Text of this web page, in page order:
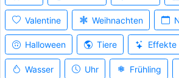
Valentine Weihnachten
Halloween Tiere Effekte
Wasser Uhr Frühling